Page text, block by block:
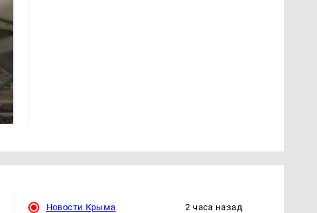
Новости Крыма
2 часа назад